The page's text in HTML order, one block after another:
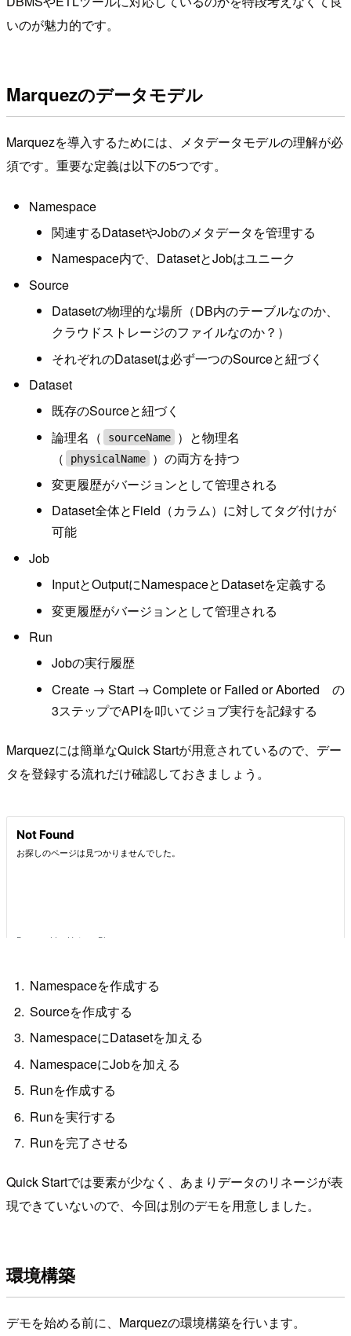
いのが魅力的です。
Marquezのデータモデル
Marquezを導入するためには、メタデータモデルの理解が必
須です。重要な定義は以下の5つです。
Namespace
関連するDatasetやJobのメタデータを管理する
Namespace内で、DatasetとJobはユニーク
Source
Datasetの物理的な場所（DB内のテーブルなのか、
クラウドストレージのファイルなのか？）
それぞれのDatasetは必ず一つのSourceと紐づく
Dataset
既存のSourceと紐づく
論理名（
sourceName
）と物理名
（
physicalName
）の両方を持つ
変更履歴がバージョンとして管理される
Dataset全体とField（カラム）に対してタグ付けが
可能
Job
InputとOutputにNamespaceとDatasetを定義する
変更履歴がバージョンとして管理される
Run
Jobの実行履歴
Create → Start → Complete or Failed or Aborted の
3ステップでAPIを叩いてジョブ実行を記録する
Marquezには簡単なQuick Startが用意されているので、デー
タを登録する流れだけ確認しておきましょう。
Namespaceを作成する
Sourceを作成する
NamespaceにDatasetを加える
NamespaceにJobを加える
Runを作成する
Runを実行する
Runを完了させる
Quick Startでは要素が少なく、あまりデータのリネージが表
現できていないので、今回は別のデモを用意しました。
環境構築
デモを始める前に、Marquezの環境構築を行います。